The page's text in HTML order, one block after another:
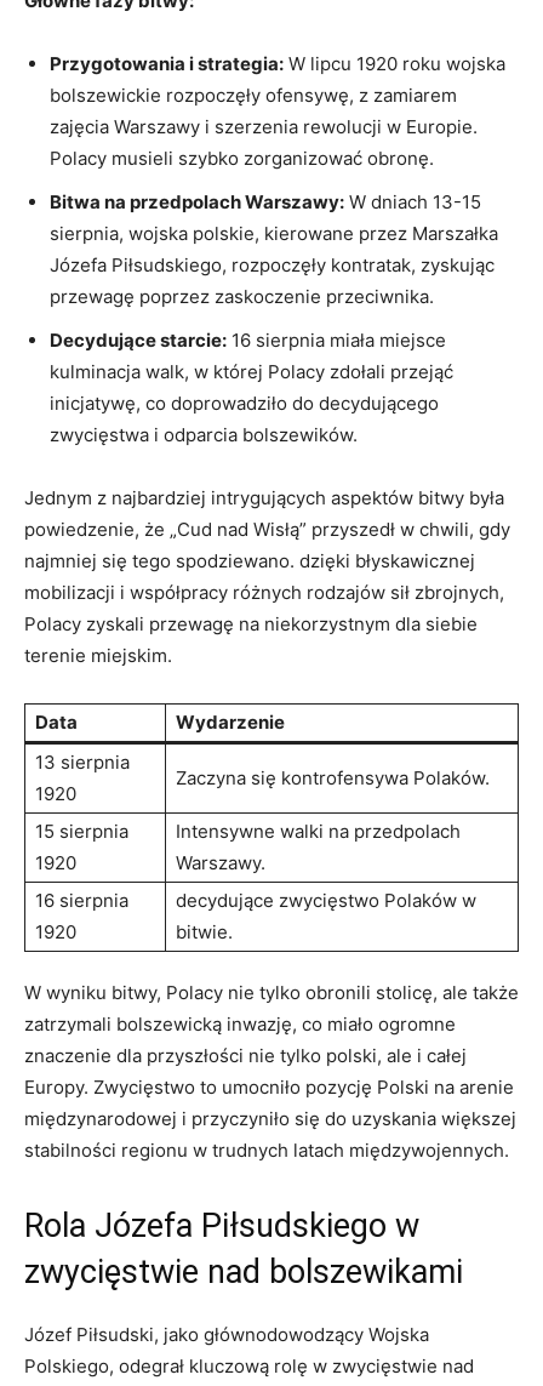
Przygotowania i strategia: W lipcu 1920 roku wojska
‍bolszewickie rozpoczęły ofensywę, z zamiarem
zajęcia Warszawy i szerzenia ‌rewolucji⁣ w Europie.
Polacy⁢ musieli szybko zorganizować obronę.
Bitwa na przedpolach Warszawy: W dniach 13-15
sierpnia, wojska polskie, kierowane przez Marszałka
Józefa Piłsudskiego, rozpoczęły kontratak, zyskując
przewagę ​poprzez zaskoczenie przeciwnika.
Decydujące starcie: 16 sierpnia miała miejsce
kulminacja walk, w której Polacy zdołali przejąć
inicjatywę, co doprowadziło do decydującego
zwycięstwa i odparcia bolszewików.
Jednym z‍ najbardziej intrygujących aspektów bitwy była
powiedzenie, że „Cud nad Wisłą” przyszedł w chwili, gdy
najmniej się tego spodziewano. dzięki błyskawicznej
mobilizacji i współpracy różnych rodzajów sił zbrojnych,
Polacy ⁤zyskali przewagę‍ na niekorzystnym dla siebie
terenie miejskim.
Data
Wydarzenie
13 sierpnia
1920
Zaczyna się kontrofensywa Polaków.
15 sierpnia
1920
Intensywne walki na przedpolach
Warszawy.
16 sierpnia
‌1920
decydujące zwycięstwo Polaków w
bitwie.
W wyniku bitwy, Polacy nie tylko obronili stolicę, ale także
zatrzymali ‌bolszewicką inwazję, co miało ogromne
znaczenie ⁢dla przyszłości nie tylko polski, ale i całej
⁢Europy. Zwycięstwo to umocniło pozycję Polski na arenie
międzynarodowej⁢ i przyczyniło ⁢się do uzyskania większej
stabilności regionu w trudnych latach międzywojennych.
Rola Józefa Piłsudskiego w
zwycięstwie nad bolszewikami
Józef Piłsudski, jako ​głównodowodzący Wojska
Polskiego, odegrał kluczową⁢ rolę w zwycięstwie nad